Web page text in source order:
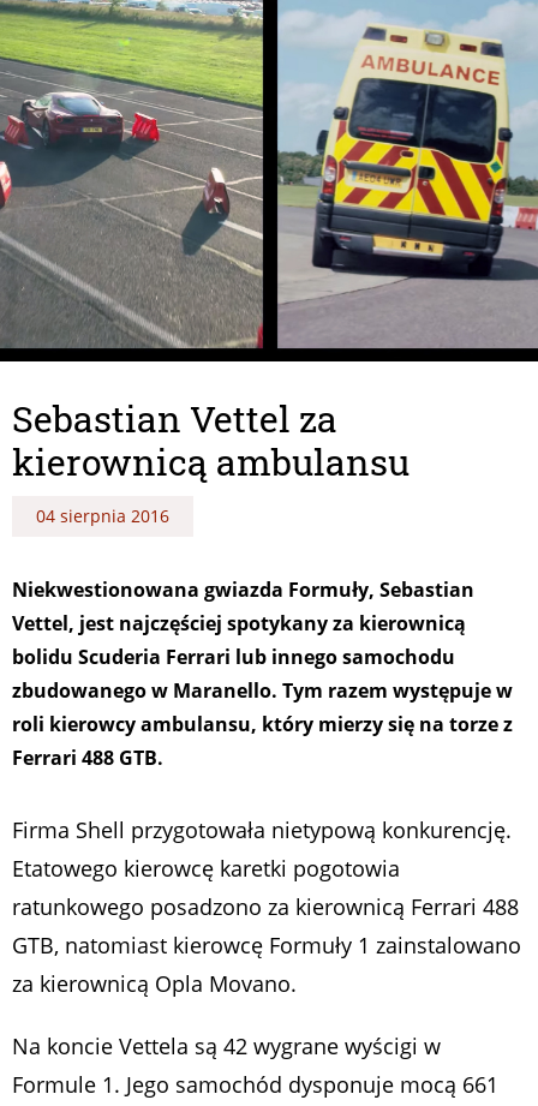
Sebastian Vettel za
kierownicą ambulansu
04 sierpnia 2016
Niekwestionowana gwiazda Formuły, Sebastian
Vettel, jest najczęściej spotykany za kierownicą
bolidu Scuderia Ferrari lub innego samochodu
zbudowanego w Maranello. Tym razem występuje w
roli kierowcy ambulansu, który mierzy się na torze z
Ferrari 488 GTB.
Firma Shell przygotowała nietypową konkurencję.
Etatowego kierowcę karetki pogotowia
ratunkowego posadzono za kierownicą Ferrari 488
GTB, natomiast kierowcę Formuły 1 zainstalowano
za kierownicą Opla Movano.
Na koncie Vettela są 42 wygrane wyścigi w
Formule 1. Jego samochód dysponuje mocą 661